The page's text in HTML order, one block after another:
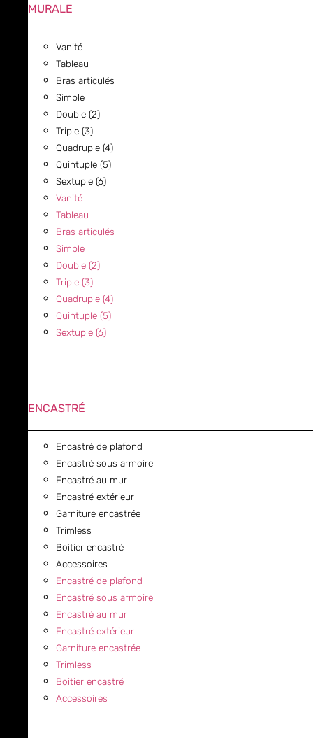
MURALE
Vanité
Tableau
Bras articulés
Simple
Double (2)
Triple (3)
Quadruple (4)
Quintuple (5)
Sextuple (6)
Vanité
Tableau
Bras articulés
Simple
Double (2)
Triple (3)
Quadruple (4)
Quintuple (5)
Sextuple (6)
ENCASTRÉ
Encastré de plafond
Encastré sous armoire
Encastré au mur
Encastré extérieur
Garniture encastrée
Trimless
Boitier encastré
Accessoires
Encastré de plafond
Encastré sous armoire
Encastré au mur
Encastré extérieur
Garniture encastrée
Trimless
Boitier encastré
Accessoires